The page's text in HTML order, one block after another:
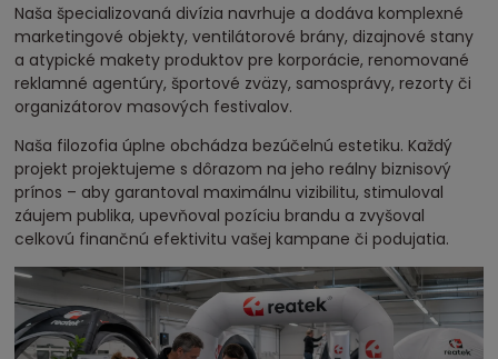
Naša špecializovaná divízia navrhuje a dodáva komplexné
marketingové objekty, ventilátorové brány, dizajnové stany
a atypické makety produktov pre korporácie, renomované
reklamné agentúry, športové zväzy, samosprávy, rezorty či
organizátorov masových festivalov.
Naša filozofia úplne obchádza bezúčelnú estetiku. Každý
projekt projektujeme s dôrazom na jeho reálny biznisový
prínos – aby garantoval maximálnu vizibilitu, stimuloval
záujem publika, upevňoval pozíciu brandu a zvyšoval
celkovú finančnú efektivitu vašej kampane či podujatia.